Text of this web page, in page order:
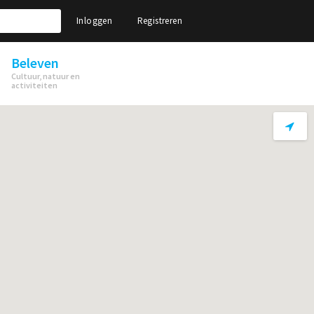
Inloggen Registreren
Beleven
Cultuur, natuur en
activiteiten